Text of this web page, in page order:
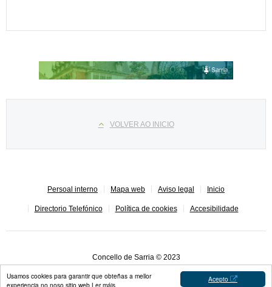
Acepto
Usamos cookies para garantir que obteñas a mellor
experiencia no noso sitio web Ler máis
VOLVER AO INICIO
Persoal interno Mapa web Aviso legal Inicio
Directorio Telefónico Política de cookies Accesibilidade
Concello de Sarria © 2023